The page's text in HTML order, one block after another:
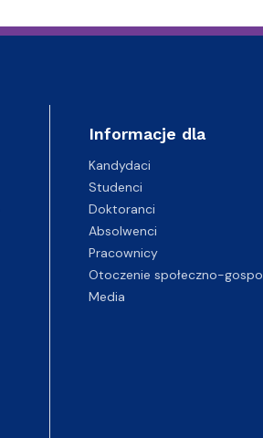
Informacje dla
Kandydaci
Studenci
Doktoranci
Absolwenci
Pracownicy
Otoczenie społeczno-
Media